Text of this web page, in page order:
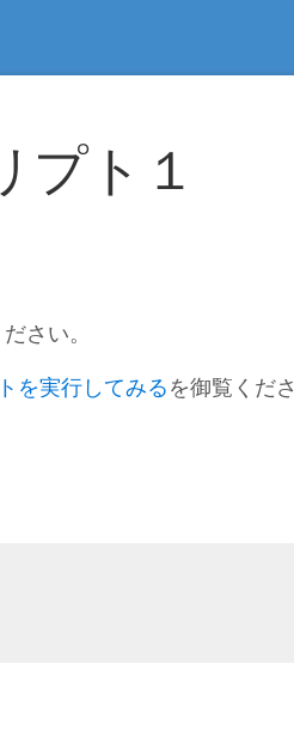
プト１
さい。
を実行してみるを御覧くださ